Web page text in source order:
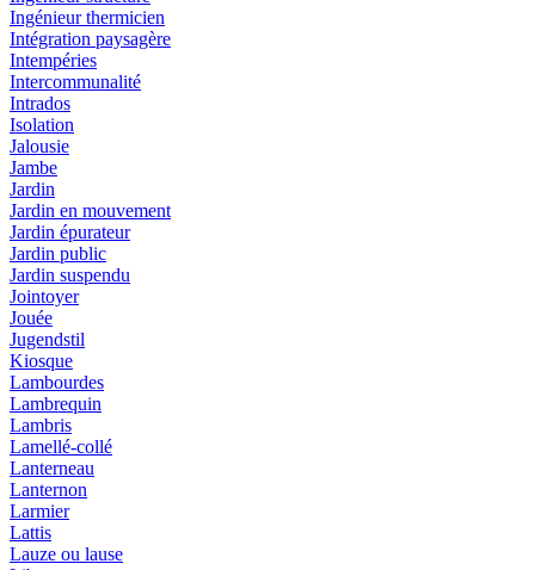
Ingénieur thermicien
Intégration paysagère
Intempéries
Intercommunalité
Intrados
Isolation
Jalousie
Jambe
Jardin
Jardin en mouvement
Jardin épurateur
Jardin public
Jardin suspendu
Jointoyer
Jouée
Jugendstil
Kiosque
Lambourdes
Lambrequin
Lambris
Lamellé-collé
Lanterneau
Lanternon
Larmier
Lattis
Lauze ou lause